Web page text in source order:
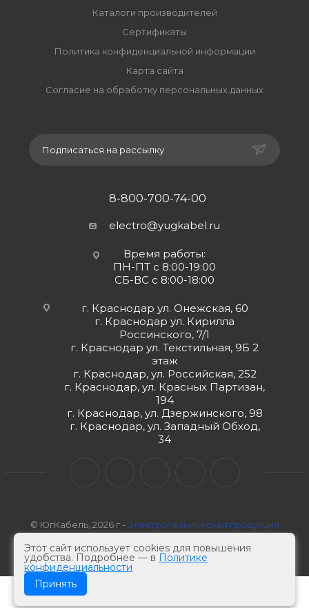
Каталоги производителей
Сертификаты
Политика конфиденциальной информации
Карта сайта
Согласие на обработку персональных данных
Подписаться на рассылку
8-800-700-74-00
electro@yugkabel.ru
Время работы:
ПН-ПТ с 8:00-19:00
СБ-ВС с 8:00-18:00
г. Краснодар ул. Онежская, 60
г. Краснодар ул. Кирилла
Россинского, 7/1
г. Краснодар ул. Текстильная, 9Б 2
этаж
г. Краснодар, ул. Российская, 252
г. Краснодар, ул. Красных Партизан,
194
г. Краснодар, ул. Дзержинского, 98
г. Краснодар, ул. Западный Обход,
34
© ЮгКабель, 2026 г - Электротехническая продукция
Этот сайт использует cookies для повышения
удобства. Подробнее — в Политике
конфиденциальности
Принять